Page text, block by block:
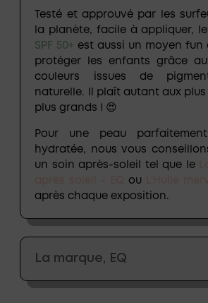
Testé et approuvé par les
la planète, facile à appliquer, le
SPF 50+ est aussi un moyen fun
protéger les enfants grâce
couleurs issues de
naturelle. Il plaît autant aux
plus grands ! 😍
Pour une peau
hydratée, nous vous
un soin après-soleil tel que le
ou
après chaque exposition.
La marque, EQ